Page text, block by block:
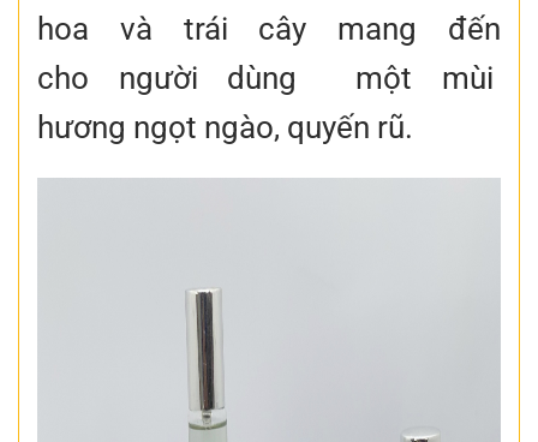
hoa và trái cây mang đến
cho người dùng một mùi
hương ngọt ngào, quyến rũ.